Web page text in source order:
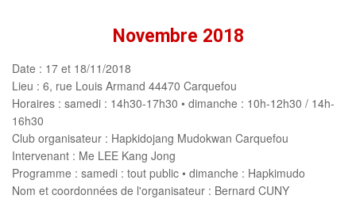
Novembre 2018
Date : 17 et 18/11/2018
Lieu : 6, rue Louis Armand 44470 Carquefou
Horaires : samedi : 14h30-17h30 • dimanche : 10h-12h30 / 14h-
16h30
Club organisateur : Hapkidojang Mudokwan Carquefou
Intervenant : Me LEE Kang Jong
Programme : samedi : tout public • dimanche : Hapkimudo
Nom et coordonnées de l'organisateur : Bernard CUNY